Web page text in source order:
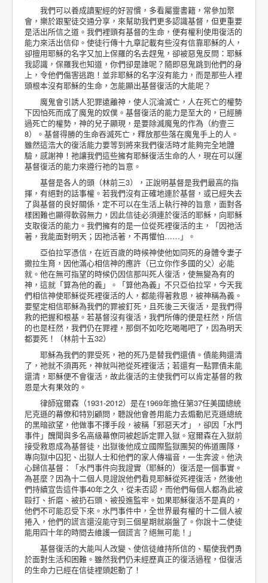
我們可以養成讀聖經的好習慣，多看屬靈書籍，常參加聚
會，樂於跟聖徒交通分享，來幫助我們更多認識基督，但更重要
是活出所信之道。我們裡頭有基督的生命，便有權利使用復活的
能力來活出信仰。使徒行傳十九章記載有些沒有信靠耶穌的人，
卻擅用耶穌的名字又加上保羅的名去趕鬼，卻被惡鬼反問：耶穌
我認識，保羅我也知道，你們卻是誰呢？隨即惡鬼跳到他們的身
上，令他們傷害逃跑！並非耶穌的名字沒有能力，而是那些人裡
頭根本沒有耶穌的生命，怎能顯出基督復活的大能呢？
魔鬼會引誘人犯罪遠離神，使人沉淪滅亡，人在死亡的權勢
下因怕死而成了魔鬼的奴僕。基督復活的能力是至大的，已經勝
過死亡的權勢，神的兒子顯現，是要除滅魔鬼的作為（約壹三
8）。基督得勝的生命吞滅死亡，釋放那些落在魔鬼手上的人。
雖然這浩大的復活能力要等到將來我們復活時才能夠完全地體
驗，感謝神！祂讓我們這些擁有耶穌復活生命的人，現在可以運
基督復活的能力來遵行祂的旨意。
基督是各人的頭（林前三3），正說明基督是我們最高的指
揮，有絕對的話事權。若我們沒有正確地連於基督，或已經失去
了與基督的良好關係，定不可以在生活上執行神的旨意，面對各
樣困難也顯得軟弱無力，因此信徒必須連於復活的耶穌，向耶穌
支取復活的能力。我們擁有的是一位從死裡復活的主，「因祂活
著，我能面對明天；因祂活著，不再懼怕……」。
亞伯拉罕憑信，在近百歲的時候神使他如同死的身體令妻子
撒拉生育，因他滿心相信神的應許（已立你作多國的父）必能
就。他在無可指望的時候仍因信那叫死人復活，使無變為有的
神，這就「算為他的義」。「算他為義」不只亞伯拉罕，今天我
們相信神使耶穌從死裡復活的人，都能得著救恩，被神稱為義。
要堅定相信耶穌為我們的罪被釘死，且死後三天復活，是我們得
救的把握和根基。若基督沒有復活，我們所傳的便是枉然，所信
的也是枉然，我們仍在罪裡，那倒不如吃吃喝喝吧了，因為明天
都要死！（林前十五32）
耶穌為我們的罪受死，祂的死乃是替我們還債。債能夠還清
了，祂就不須再死，神就叫祂從死裡復活；若還有一點罪債未能
還清，耶穌便不會復活，故此復活的主使我們可以肯定基督的救
恩是大有果效的。
律師寇爾森（1931-2012）是在1969年擔任第37任美國總統
尼克遜的幕僚和特別顧問，聽說他會善用能力去煽動尼克遜總統
的黑暗欲望，他做事不擇手段，被稱「邪惡天才」，卻因「水門
事件」醜聞與多名高級幕僚同被起訴定罪入獄。寇爾森在入獄前
接受救恩成為基督徒，出獄後他成立國際監獄團契的佈道團隊，
專向獄中囚犯、出獄人士和他們的家人傳福音，一生奔波。他決
心歸信基督：「水門事件向我證實（耶穌的）復活是一個事實。
為甚麼？因為十二個人見證說他們看見耶穌從死裡復活，然後他
們持續宣告這件事40年之久，從未否認，而他們每個人都為此被
毆打、折磨、被扔石頭、被投進監牢。如果耶穌復活不是真的，
他們不可能忍受下來。水門事件中，全世界最有權的十二個人被
捲入，他們的謊言還沒能守到三個星期就崩盤了。你說十二使徒
能用四十年的時間去維護一個謊言？絕無可能！」
基督復活的大能叫人改變、使信徒維持所信的、驅使我們勇
於面對生活和困難。雖然我們仍未經歷真正的復活過程，但復活
的生命力已經在信徒裡頭起動了！